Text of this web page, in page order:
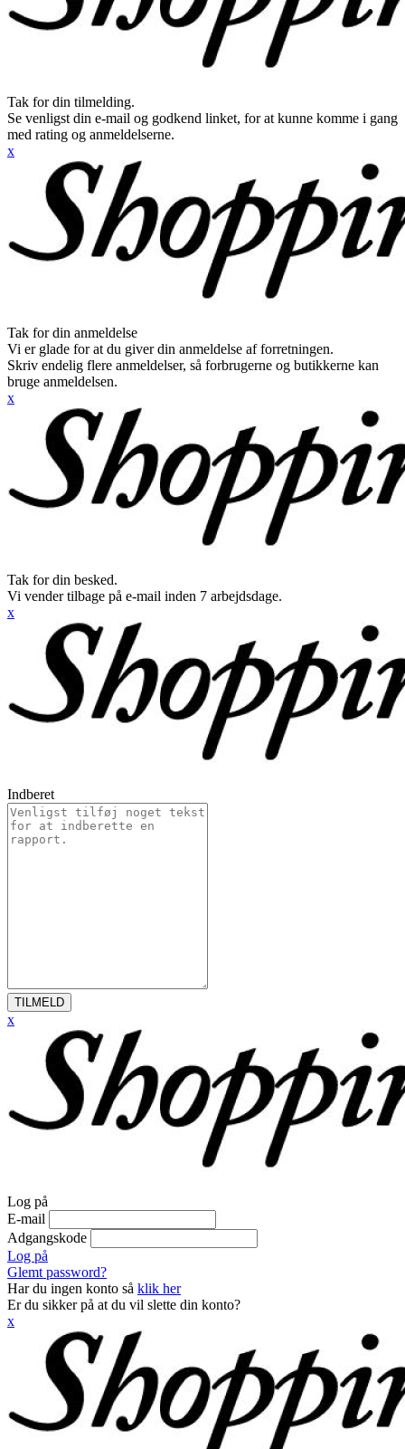
Tak for din tilmelding.
Se venligst din e-mail og godkend linket, for at kunne komme i gang
med rating og anmeldelserne.
x
Tak for din anmeldelse
Vi er glade for at du giver din anmeldelse af forretningen.
Skriv endelig flere anmeldelser, så forbrugerne og butikkerne kan
bruge anmeldelsen.
x
Tak for din besked.
Vi vender tilbage på e-mail inden 7 arbejdsdage.
x
Indberet
TILMELD
x
Log på
E-mail
Adgangskode
Log på
Glemt password?
Har du ingen konto så klik her
Er du sikker på at du vil slette din konto?
x